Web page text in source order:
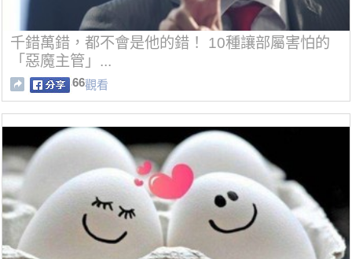
千錯萬錯，都不會是他的錯！ 10種讓部屬害怕的
「惡魔主管」...
66觀看